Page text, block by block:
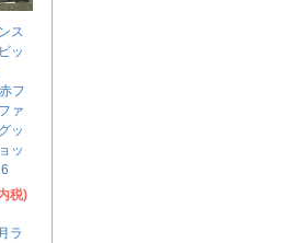
ス
ッ
フ
ァ
ッ
ッ
税)
ラ